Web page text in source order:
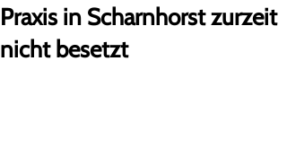
Praxis in Scharnhorst zurzeit
nicht besetzt